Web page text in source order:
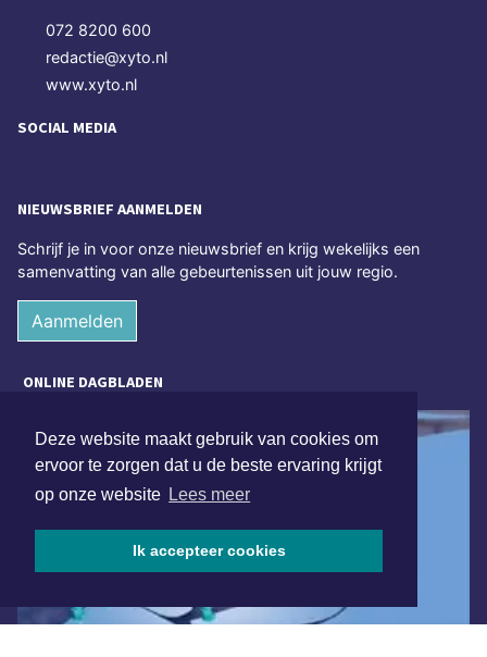
Deze website maakt gebruik van cookies om
ervoor te zorgen dat u de beste ervaring krijgt
op onze website Lees meer
Ik accepteer cookies
072 8200 600
redactie@xyto.nl
www.xyto.nl
SOCIAL MEDIA
NIEUWSBRIEF AANMELDEN
Schrijf je in voor onze nieuwsbrief en krijg wekelijks een
samenvatting van alle gebeurtenissen uit jouw regio.
Aanmelden
ONLINE DAGBLADEN